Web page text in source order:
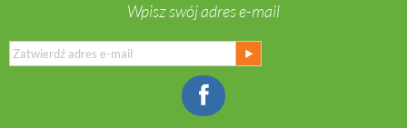
Wpisz swój adres e-mail